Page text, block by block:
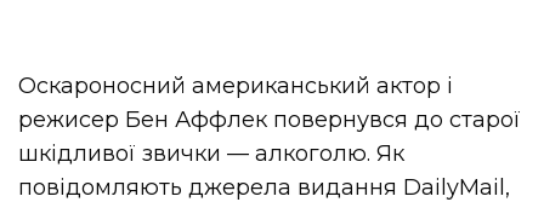
Оскароносний американський актор і
режисер Бен Аффлек повернувся до старої
шкідливої звички — алкоголю. Як
повідомляють джерела видання DailyMail,